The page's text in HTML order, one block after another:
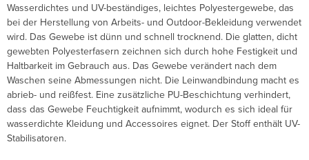
Wasserdichtes und UV-beständiges, leichtes Polyestergewebe, das
bei der Herstellung von Arbeits- und Outdoor-Bekleidung verwendet
wird. Das Gewebe ist dünn und schnell trocknend. Die glatten, dicht
gewebten Polyesterfasern zeichnen sich durch hohe Festigkeit und
Haltbarkeit im Gebrauch aus. Das Gewebe verändert nach dem
Waschen seine Abmessungen nicht. Die Leinwandbindung macht es
abrieb- und reißfest. Eine zusätzliche PU-Beschichtung verhindert,
dass das Gewebe Feuchtigkeit aufnimmt, wodurch es sich ideal für
wasserdichte Kleidung und Accessoires eignet. Der Stoff enthält UV-
Stabilisatoren.